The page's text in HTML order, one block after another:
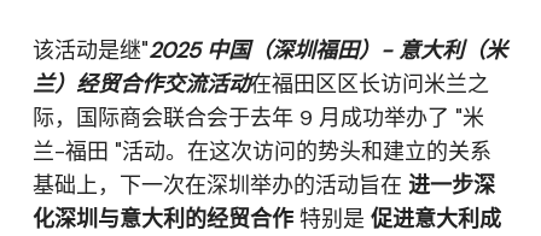
该活动是继"2025 中国（深圳福田）- 意大利（米
兰）经贸合作交流活动在福田区区长访问米兰之
际，国际商会联合会于去年 9 月成功举办了 "米
兰-福田 "活动。在这次访问的势头和建立的关系
基础上，下一次在深圳举办的活动旨在 进一步深
化深圳与意大利的经贸合作特别是 促进意大利成